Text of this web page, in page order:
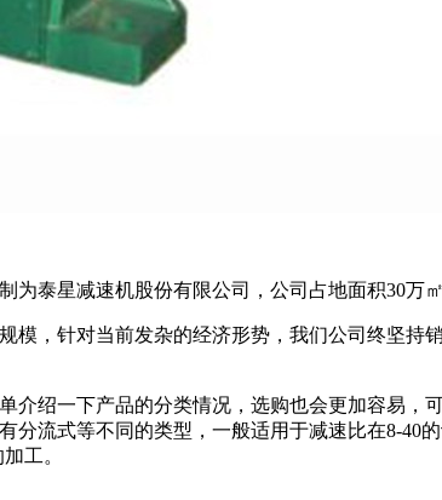
泰星减速机股份有限公司，公司占地面积30万
，针对当前发杂的经济形势，我们公司终坚持
介绍一下产品的分类情况，选购也会更加容易，
流式等不同的类型，一般适用于减速比在8-40
工。